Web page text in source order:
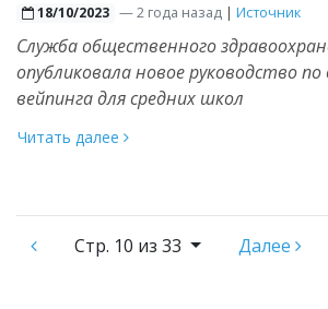
18/10/2023 —2 года назад | Источник
Служба общественного
опубликовала новое руководство по
вейпинга для средних школ
Читать далее
Стр. 10 из 33 Далее